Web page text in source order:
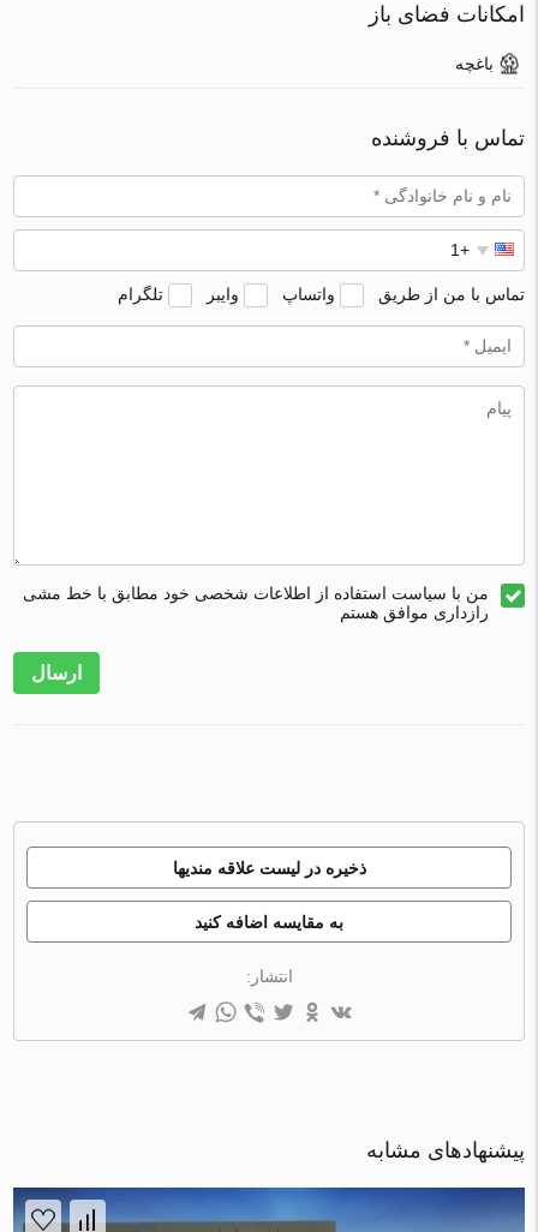
امکانات فضای باز
باغچه
تماس با فروشنده
تماس با من از طریق واتساپ وایبر تلگرام
من با سیاست استفاده از اطلاعات شخصی خود مطابق با خط مشی
رازداری موافق هستم
ارسال
ذخیره در لیست علاقه مندیها
به مقایسه اضافه کنید
انتشار:
پیشنهادهای مشابه